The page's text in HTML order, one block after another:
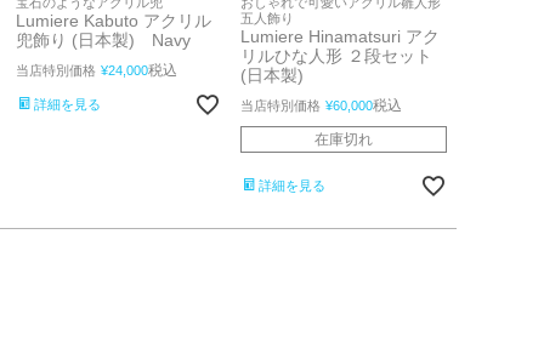
Lumiere Kabuto アクリル
兜飾り (日本製) Navy
当店特別価格 ¥24,000税込
詳細を見る
五人飾り
Lumiere Hinamatsuri アク
リルひな人形 ２段セット
(日本製)
当店特別価格 ¥60,000税込
在庫切れ
詳細を見る